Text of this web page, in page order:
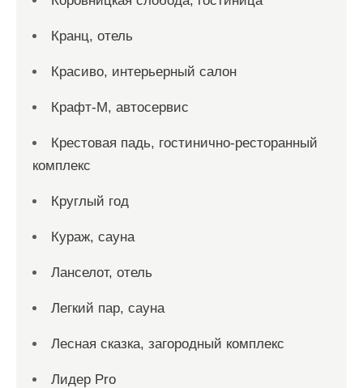
Кранц, отель
Красиво, интерьерный салон
Крафт-М, автосервис
Крестовая падь, гостинично-ресторанный
комплекс
Круглый год
Кураж, сауна
Ланселот, отель
Легкий пар, сауна
Лесная сказка, загородный комплекс
Лидер Pro